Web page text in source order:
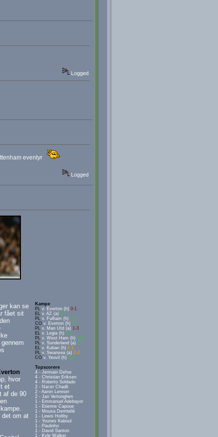
Logged
eventyr
Logged
Kampe
PLv. Everton (h) 0-1
ELv. AZ (a) 3-1
PLv. Fulham (h) 2-1
COv. Everton (h) 2-1
PLv. Man Utd (a) 1-3
ELv. Legia (h) 2-0
PLv. West Ham (h) 1-0
PLv. Sunderland (a) 2-0
ELv. Kuban (h) 1-1
PLv. Swansea (a) 2-2
COv. Yeovil (h) 2-0
Topscorere
4 - Jermain Defoe
4 - Christian Eriksen
4 - Roberto Soldado
2 - Nacer Chadli
2 - Aaron Lennon
2 - Jan Vertonghen
1 - Emmanuel Adebayor
1 - Etienne Capoue
1 - Mousa Dembélé
1 - Lewis Holtby
1 - Younes Kaboul
1 - Paulinho
1 - David Santon
1 - Kyle Walker
kan se
fået sit
hvor
et
af de 90
det om at